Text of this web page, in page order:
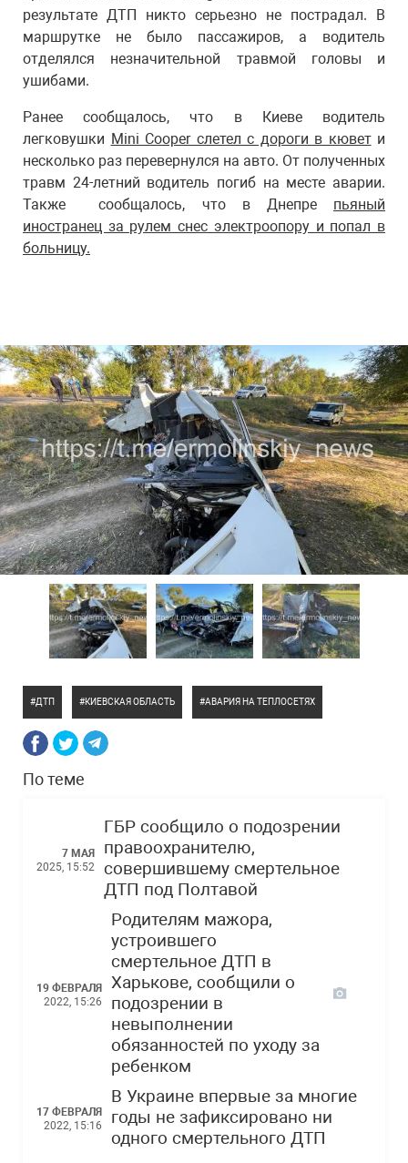
результате ДТП никто серьезно не пострадал. В
маршрутке не было пассажиров, а водитель
отделялся незначительной травмой головы и
ушибами.
Ранее сообщалось, что в Киеве водитель
легковушки Mini Cooper слетел с дороги в кювети
несколько раз перевернулся на авто. От полученных
травм 24-летний водитель погиб на месте аварии.
Также сообщалось, что в Днепре пьяный
иностранец за рулем снес электроопору и попал в
больницу.
ДТП КИЕВСКАЯ ОБЛАСТЬ АВАРИЯ НА ТЕПЛОСЕТЯХ
По теме
7 МАЯ
2025, 15:52
ГБР сообщило о подозрении
правоохранителю,
совершившему смертельное
ДТП под Полтавой
19 ФЕВРАЛЯ
2022, 15:26
Родителям мажора,
устроившего
смертельное ДТП в
Харькове, сообщили о
подозрении в
невыполнении
обязанностей по уходу за
ребенком
17 ФЕВРАЛЯ
2022, 15:16
В Украине впервые за многие
годы не зафиксировано ни
одного смертельного ДТП